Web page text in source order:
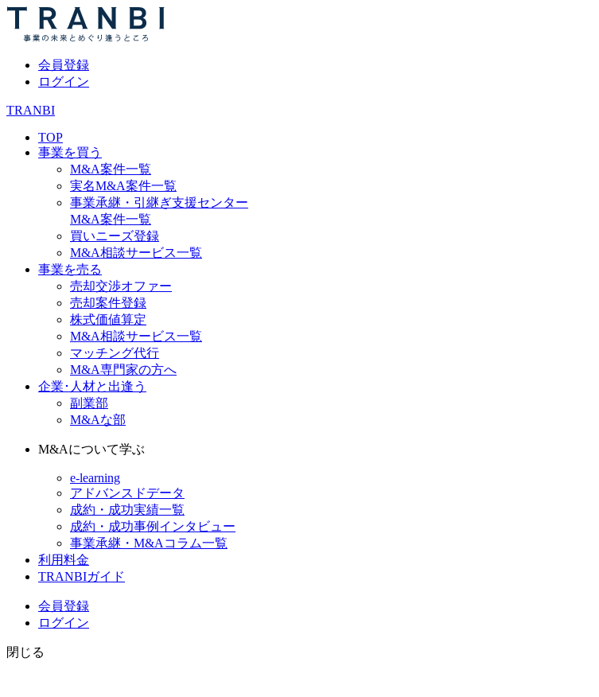
会員登録
ログイン
TRANBI
TOP
事業を買う
M&A案件一覧
実名M&A案件一覧
事業承継・引継ぎ支援センター
M&A案件一覧
買いニーズ登録
M&A相談サービス一覧
事業を売る
売却交渉オファー
売却案件登録
株式価値算定
M&A相談サービス一覧
マッチング代行
M&A専門家の方へ
企業･人材と出逢う
副業部
M&Aな部
M&Aについて学ぶ
e-learning
アドバンスドデータ
成約・成功実績一覧
成約・成功事例インタビュー
事業承継・M&Aコラム一覧
利用料金
TRANBIガイド
会員登録
ログイン
閉じる